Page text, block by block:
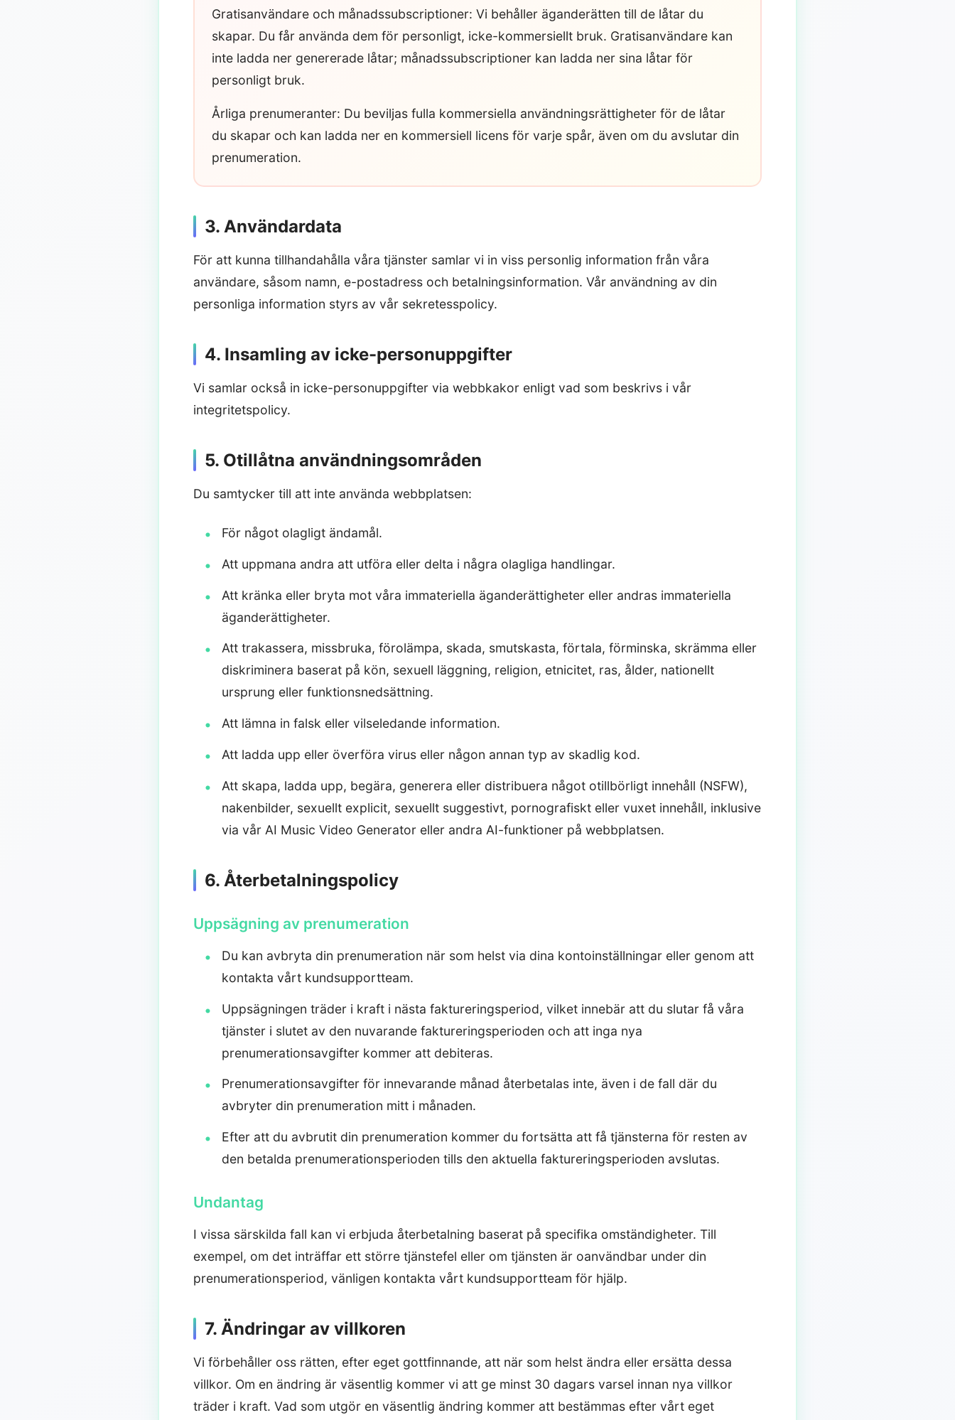
Gratisanvändare och månadssubscriptioner: Vi behåller äganderätten till de låtar du
skapar. Du får använda dem för personligt, icke-kommersiellt bruk. Gratisanvändare kan
inte ladda ner genererade låtar; månadssubscriptioner kan ladda ner sina låtar för
personligt bruk.
Årliga prenumeranter: Du beviljas fulla kommersiella användningsrättigheter för de låtar
du skapar och kan ladda ner en kommersiell licens för varje spår, även om du avslutar din
prenumeration.
3. Användardata
För att kunna tillhandahålla våra tjänster samlar vi in viss personlig information från våra
användare, såsom namn, e-postadress och betalningsinformation. Vår användning av din
personliga information styrs av vår sekretesspolicy.
4. Insamling av icke-personuppgifter
Vi samlar också in icke-personuppgifter via webbkakor enligt vad som beskrivs i vår
integritetspolicy.
5. Otillåtna användningsområden
Du samtycker till att inte använda webbplatsen:
För något olagligt ändamål.
Att uppmana andra att utföra eller delta i några olagliga handlingar.
Att kränka eller bryta mot våra immateriella äganderättigheter eller andras immateriella
äganderättigheter.
Att trakassera, missbruka, förolämpa, skada, smutskasta, förtala, förminska, skrämma eller
diskriminera baserat på kön, sexuell läggning, religion, etnicitet, ras, ålder, nationellt
ursprung eller funktionsnedsättning.
Att lämna in falsk eller vilseledande information.
Att ladda upp eller överföra virus eller någon annan typ av skadlig kod.
Att skapa, ladda upp, begära, generera eller distribuera något otillbörligt innehåll (NSFW),
nakenbilder, sexuellt explicit, sexuellt suggestivt, pornografiskt eller vuxet innehåll, inklusive
via vår AI Music Video Generator eller andra AI-funktioner på webbplatsen.
6. Återbetalningspolicy
Uppsägning av prenumeration
Du kan avbryta din prenumeration när som helst via dina kontoinställningar eller genom att
kontakta vårt kundsupportteam.
Uppsägningen träder i kraft i nästa faktureringsperiod, vilket innebär att du slutar få våra
tjänster i slutet av den nuvarande faktureringsperioden och att inga nya
prenumerationsavgifter kommer att debiteras.
Prenumerationsavgifter för innevarande månad återbetalas inte, även i de fall där du
avbryter din prenumeration mitt i månaden.
Efter att du avbrutit din prenumeration kommer du fortsätta att få tjänsterna för resten av
den betalda prenumerationsperioden tills den aktuella faktureringsperioden avslutas.
Undantag
I vissa särskilda fall kan vi erbjuda återbetalning baserat på specifika omständigheter. Till
exempel, om det inträffar ett större tjänstefel eller om tjänsten är oanvändbar under din
prenumerationsperiod, vänligen kontakta vårt kundsupportteam för hjälp.
7. Ändringar av villkoren
Vi förbehåller oss rätten, efter eget gottfinnande, att när som helst ändra eller ersätta dessa
villkor. Om en ändring är väsentlig kommer vi att ge minst 30 dagars varsel innan nya villkor
träder i kraft. Vad som utgör en väsentlig ändring kommer att bestämmas efter vårt eget